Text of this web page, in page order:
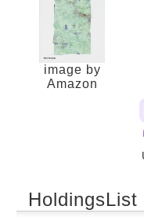
image by
Amazon
HoldingsList